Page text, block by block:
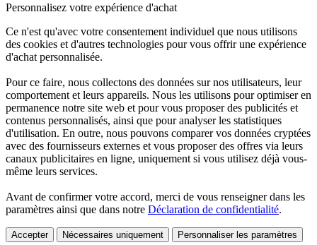
Personnalisez votre expérience d'achat
Ce n'est qu'avec votre consentement individuel que nous utilisons
des cookies et d'autres technologies pour vous offrir une expérience
d'achat personnalisée.
Pour ce faire, nous collectons des données sur nos utilisateurs, leur
comportement et leurs appareils. Nous les utilisons pour optimiser en
permanence notre site web et pour vous proposer des publicités et
contenus personnalisés, ainsi que pour analyser les statistiques
d'utilisation. En outre, nous pouvons comparer vos données cryptées
avec des fournisseurs externes et vous proposer des offres via leurs
canaux publicitaires en ligne, uniquement si vous utilisez déjà vous-
même leurs services.
Avant de confirmer votre accord, merci de vous renseigner dans les
paramètres ainsi que dans notre Déclaration de confidentialité.
Accepter Nécessaires uniquement Personnaliser les paramètres